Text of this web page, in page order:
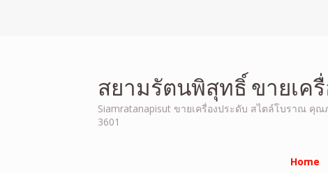
สยามรัตนพิสุทธิ์ ขายเค
Siamratanapisut ขายเครื่องประดับ สไตล์โบราณ คุ
3601
Home